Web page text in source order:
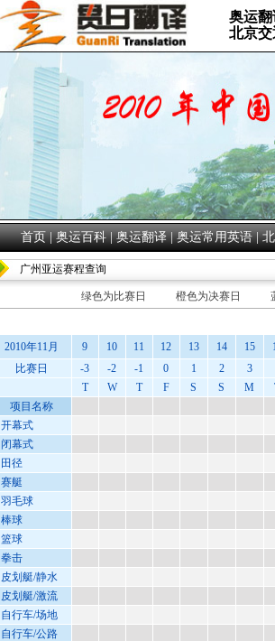
奥运
北京
首页|奥运百科|奥运翻译|奥运常用英语|
广州亚运赛程查询
绿色为比赛日 橙色为决赛日
2010年11月 9 10 11 12 13 14 15
比赛日
-3 -2 -1 0 1 2 3
T
W T F S S M
项目名称
开幕式
闭幕式
田径
赛艇
羽毛球
棒球
篮球
拳击
皮划艇/静水
皮划艇/激流
自行车/场地
自行车/公路